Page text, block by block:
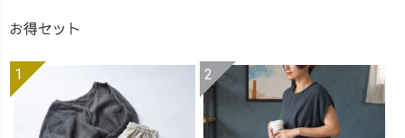
お得セット